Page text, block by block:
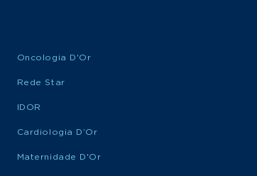
Oncologia D'Or
Rede Star
IDOR
Cardiologia D’Or
Maternidade D'Or